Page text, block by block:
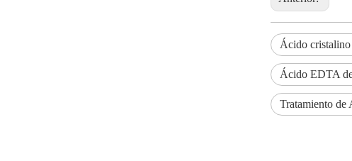
Ácido
Ácido EDTA
Tratamiento